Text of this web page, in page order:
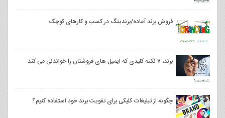
فروش برند آماده/برندینگ در کسب و کارهای کوچک
برند، ۷ نکته کلیدی که ایمیل های فروشتان را خواندنی می کند
چگونه از تبلیغات کلیکی برای تقویت برند خود استفاده کنیم؟